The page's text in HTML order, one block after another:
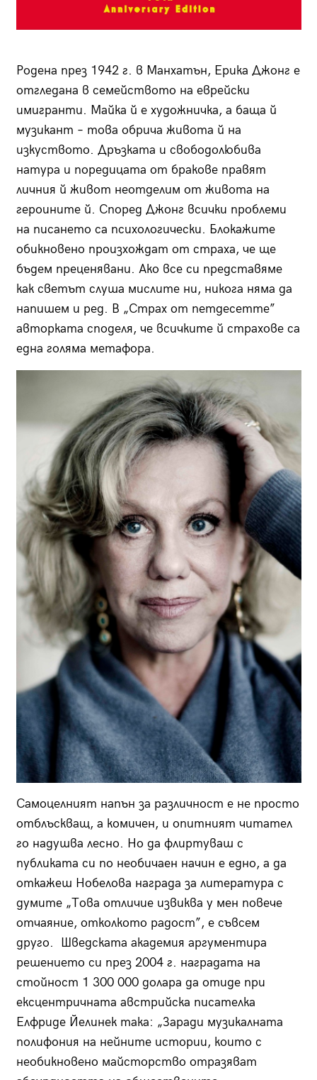
Родена през 1942 г. в Манхатън, Ерика Джонг е
отгледана в семейството на еврейски
имигранти. Майка й е художничка, а баща й
музикант – това обрича живота й на
изкуството. Дръзката и свободолюбива
натура и поредицата от бракове правят
личния й живот неотделим от живота на
героините й. Според Джонг всички проблеми
на писането са психологически. Блокажите
обикновено произхождат от страха, че ще
бъдем преценявани. Ако все си представяме
как светът слуша мислите ни, никога няма да
напишем и ред. В „Страх от петдесетте”
авторката споделя, че всичките й страхове са
една голяма метафора.
Самоцелният напън за различност е не просто
отблъскващ, а комичен, и опитният читател
го надушва лесно. Но да флиртуваш с
публиката си по необичаен начин е едно, а да
откажеш Нобелова награда за литература с
думите „Това отличие извиква у мен повече
отчаяние, отколкото радост”, е съвсем
друго. Шведската академия аргументира
решението си през 2004 г. наградата на
стойност 1 300 000 долара да отиде при
ексцентричната австрийска писателка
Елфриде Йелинек така: „Заради музикалната
полифония на нейните истории, които с
необикновено майсторство отразяват